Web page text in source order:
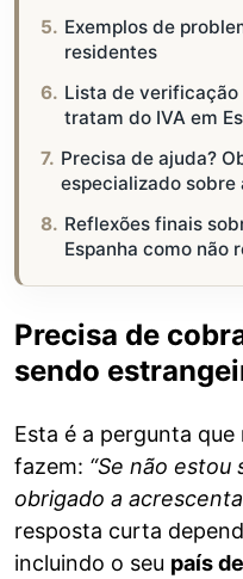
Exemplos de
residentes
Lista de verificação
tratam do IVA em
Precisa de ajuda?
especializado sobre
Reflexões finais
Espanha como não
Precisa de
sendo
Esta é a pergunta
fazem: “Se não estou
obrigado a
resposta curta
incluindo o seu país